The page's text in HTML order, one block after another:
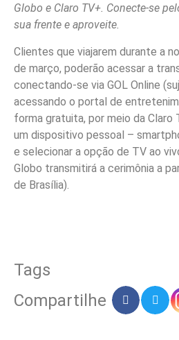
Globo e Claro TV+. Conecte-se
sua frente e aproveite.
Clientes que viajarem durante a
de março, poderão acessar a
conectando-se via GOL Online
acessando o portal de
forma gratuita, por meio da
um dispositivo pessoal –
e selecionar a opção de TV ao
Globo transmitirá a cerimônia a
de Brasília).
Tags
Compartilhe